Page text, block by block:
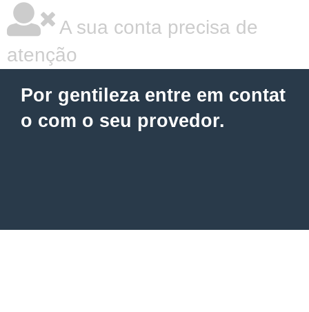
A sua conta precisa de
atenção
Por gentileza entre em contat
o com o seu provedor.